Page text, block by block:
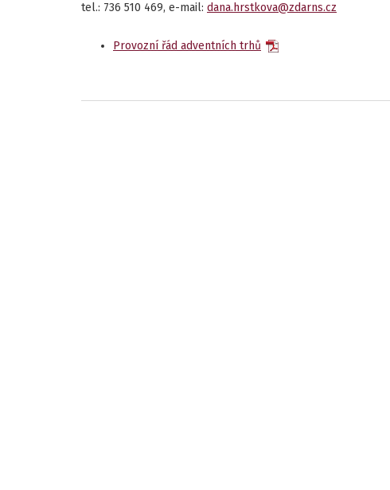
tel.: 736 510 469, e-mail: dana.hrstkova@zdarns.cz
Provozní řád adventních trhů